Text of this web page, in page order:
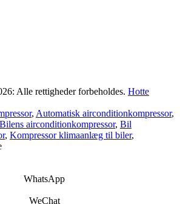
Alle rettigheder forbeholdes. Hotte
, Automatisk airconditionkompressor,
Bilens airconditionkompressor, Bil
, Kompressor klimaanlæg til biler,
WhatsApp
WeChat